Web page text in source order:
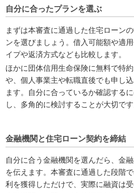
自分に合ったプランを選ぶ
まずは本審査に通過した住宅ローン
ンを選びましょう。借入可能額や適
イプや返済方式なども比較します。
ほかに団体信用生命保険に無料で特
や、個人事業主や転職直後でも申し
ます。自分に合っているか確認する
し、多角的に検討することが大切です
金融機関と住宅ローン契約を締結
自分に合う金融機関を選んだら、金
を伝えます。本審査に通過した段階
利を獲得しただけで、実際に融資は受